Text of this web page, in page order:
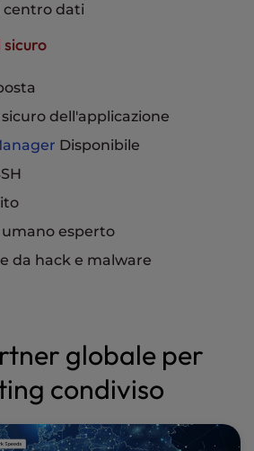
centro dati
dell'applicazione
Disponibile
esperto
da hack e malware
globale per
condiviso